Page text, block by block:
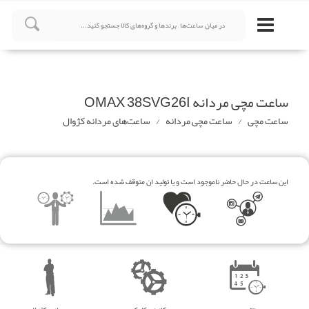
ساعت مچی مردانه OMAX 38SVG26I
ساعت مچی ساعت مچی مردانه ساعت‌های مردانه کژوال
این ساعت در حال حاضر ناموجود است و یا تولید ان متوقف شده است.